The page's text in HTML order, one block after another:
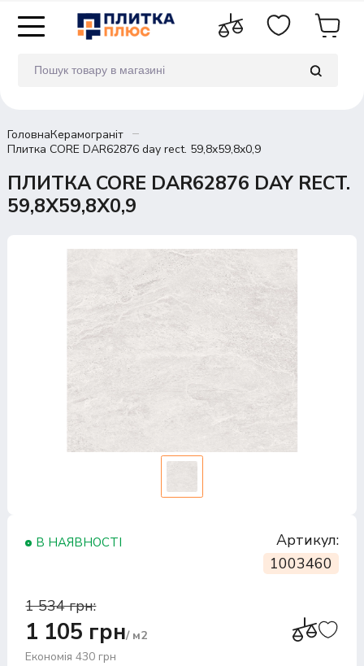
ГоловнаКерамограніт
Плитка CORE DAR62876 day rect. 59,8x59,8x0,9
ПЛИТКА CORE DAR62876 DAY RECT.
59,8X59,8X0,9
В НАЯВНОСТІ
Артикул:
1003460
1 534 грн:
1 105 грн/ м2
Економія 430 грн